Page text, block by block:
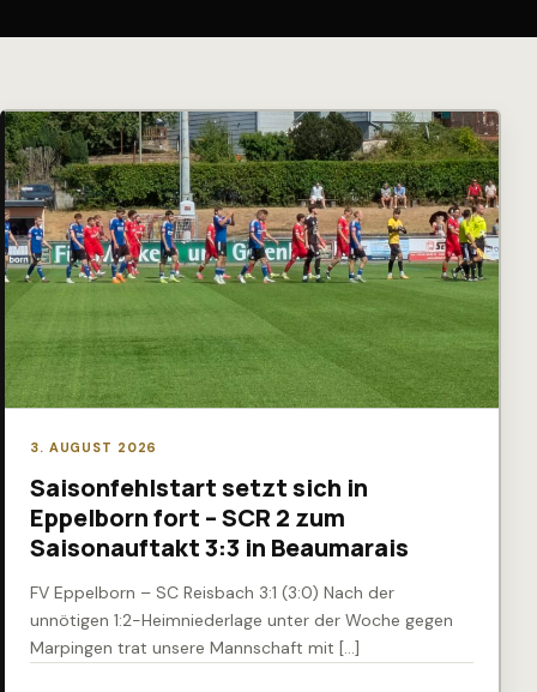
3. AUGUST 2026
Saisonfehlstart setzt sich in
Eppelborn fort – SCR 2 zum
Saisonauftakt 3:3 in Beaumarais
FV Eppelborn – SC Reisbach 3:1 (3:0) Nach der
unnötigen 1:2-Heimniederlage unter der Woche gegen
Marpingen trat unsere Mannschaft mit […]